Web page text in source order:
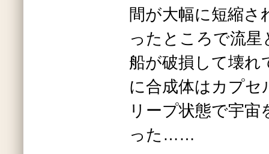
間が大幅に短縮さ
ったところで流
船が破損して壊れ
に合成体はカプセ
リープ状態で宇
った……